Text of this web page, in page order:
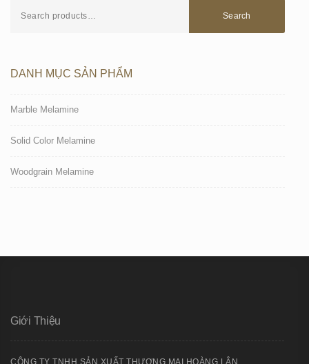
Search
DANH MỤC SẢN PHẨM
Marble Melamine
Solid Color Melamine
Woodgrain Melamine
Giới Thiệu
CÔNG TY TNHH SẢN XUẤT THƯƠNG MẠI HOÀNG LÂN